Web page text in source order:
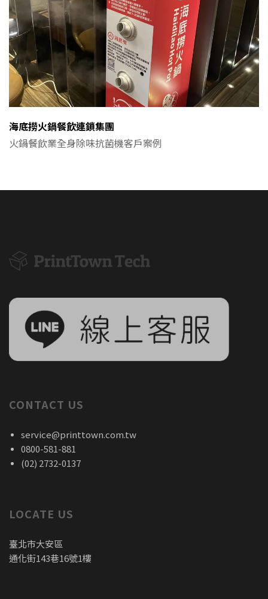
海底撈火鍋餐飲連鎖集團
火鍋餐飲業全身除味抗菌機客戶案例
CONTACT US
service@printtown.com.tw
0800-581-881
(02) 2732-0137
LOCATE US
臺北市大安區
通化街143巷16號1樓